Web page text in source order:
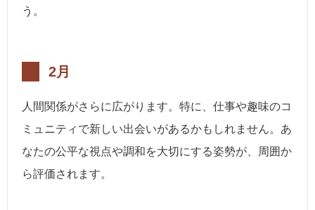
う。
2月
人間関係がさらに広がります。特に、仕事や趣味のコ
ミュニティで新しい出会いがあるかもしれません。あ
なたの公平な視点や調和を大切にする姿勢が、周囲か
ら評価されます。